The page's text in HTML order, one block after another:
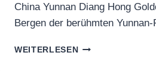
China Yunnan Diang Hong
Bergen der berühmten
WEITERLESENCHINA